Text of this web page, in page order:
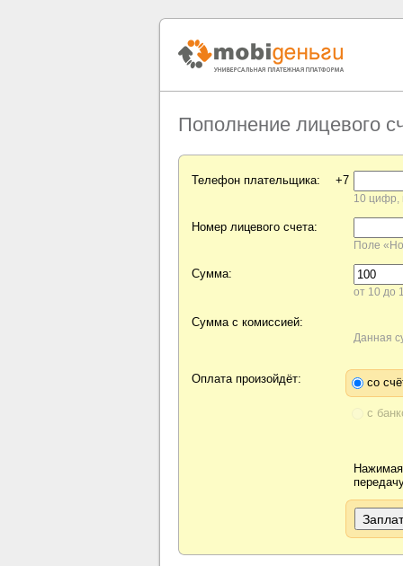
Пополнение лицевого
Телефон плательщика: +7
10 цифр,
Номер лицевого счета:
Поле
Сумма:
от 10 до
Сумма с комиссией:
Данная
Оплата произойдёт: со
с